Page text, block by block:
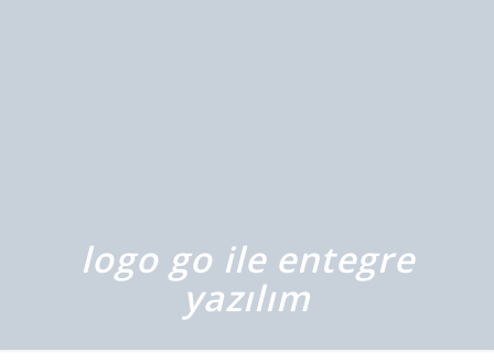
logo go ile entegre
yazılım